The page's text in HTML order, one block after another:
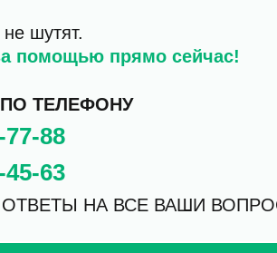
шутят.
помощью прямо сейчас!
ТЕЛЕФОНУ
НА ВСЕ ВАШИ
77-88
45-63